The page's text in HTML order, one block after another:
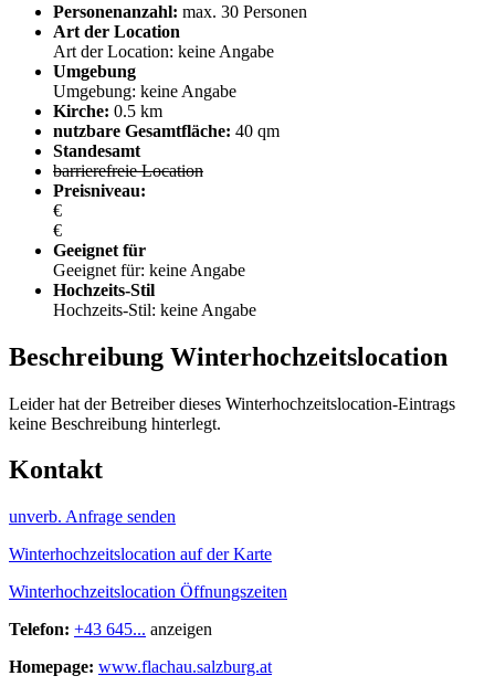
Personenanzahl: max. 30 Personen
Art der Location
Art der Location: keine Angabe
Umgebung
Umgebung: keine Angabe
Kirche: 0.5 km
nutzbare Gesamtfläche: 40 qm
Standesamt
barrierefreie Location
Preisniveau:
€
€
Geeignet für
Geeignet für: keine Angabe
Hochzeits-Stil
Hochzeits-Stil: keine Angabe
Beschreibung Winterhochzeitslocation
Leider hat der Betreiber dieses Winterhochzeitslocation-Eintrags
keine Beschreibung hinterlegt.
Kontakt
unverb. Anfrage senden
Winterhochzeitslocation auf der Karte
Winterhochzeitslocation Öffnungszeiten
Telefon: +43 645... anzeigen
Homepage: www.flachau.salzburg.at